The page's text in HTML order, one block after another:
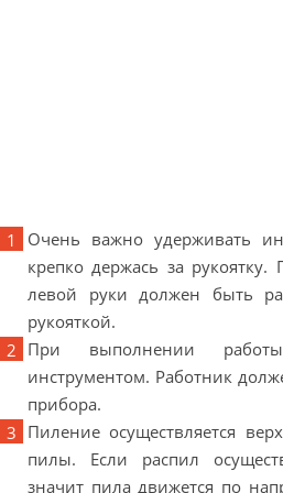
Очень важно удерживать
крепко держась за
левой руки должен быть
рукояткой.
При выполнении
инструментом. Работник
прибора.
Пиление осуществляется
пилы. Если распил
значит пила движется по